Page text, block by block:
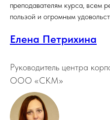
преподавателям курса, всем
пользой и огромным
Елена Петрихина
Руководитель центра
ООО «СКМ»